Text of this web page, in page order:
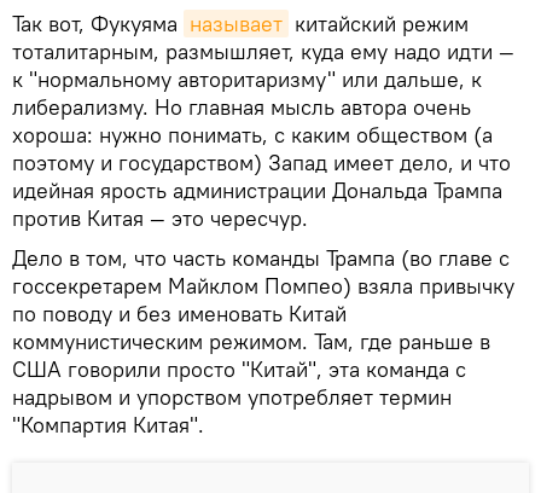
Так вот, Фукуяма называет китайский режим
тоталитарным, размышляет, куда ему надо идти —
к "нормальному авторитаризму" или дальше, к
либерализму. Но главная мысль автора очень
хороша: нужно понимать, с каким обществом (а
поэтому и государством) Запад имеет дело, и что
идейная ярость администрации Дональда Трампа
против Китая — это чересчур.
Дело в том, что часть команды Трампа (во главе с
госсекретарем Майклом Помпео) взяла привычку
по поводу и без именовать Китай
коммунистическим режимом. Там, где раньше в
США говорили просто "Китай", эта команда с
надрывом и упорством употребляет термин
"Компартия Китая".